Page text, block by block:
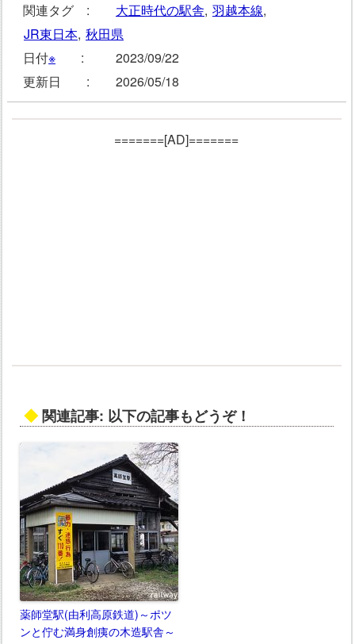
関連タグ :
大正時代の駅舎, 羽越本線,
JR東日本, 秋田県
日付※ :
2023/09/22
更新日 :
2026/05/18
=======[AD]=======
◆関連記事: 以下の記事もどうぞ！
薬師堂駅(由利高原鉄道)～ポツ
ンと佇む満身創痍の木造駅舎～